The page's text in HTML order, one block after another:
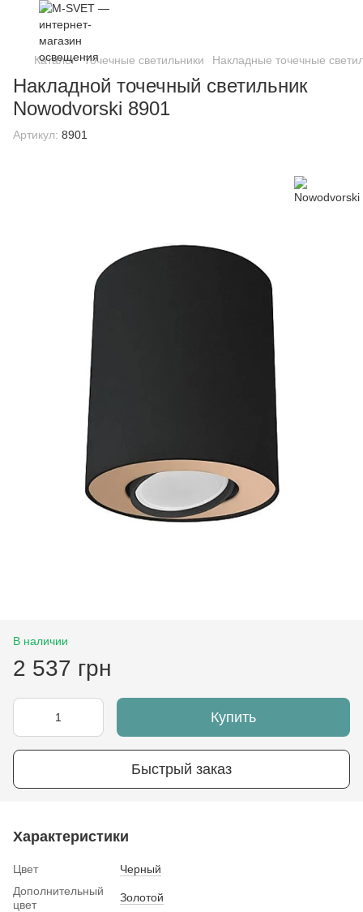
Каталог Точечные светильники Накладные точечные
Накладной точечный светильник
Nowodvorski 8901
Артикул: 8901
В наличии
2 537 грн
Купить
Быстрый заказ
Характеристики
Цвет
Черный
Дополнительный
цвет
Золотой